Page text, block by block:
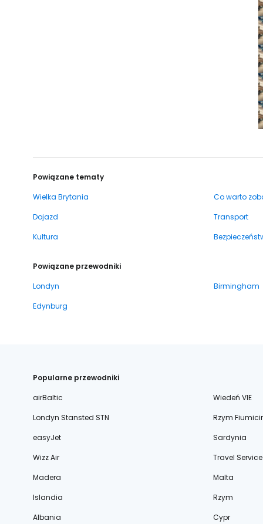
Powiązane tematy
Wielka Brytania
Co warto
Dojazd
Transport
Kultura
Powiązane przewodniki
Londyn
Birmingham
Edynburg
Popularne przewodniki
airBaltic
Wiedeń VIE
Londyn Stansted STN
Rzym
easyJet
Sardynia
Wizz Air
Travel Service
Madera
Malta
Islandia
Rzym
Albania
Cypr